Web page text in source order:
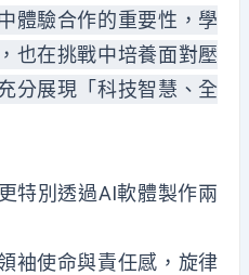
體驗合作的重要性，學
也在挑戰中培養面對壓
分展現「科技智慧、全
特別透過AI軟體製作兩
袖使命與責任感，旋律